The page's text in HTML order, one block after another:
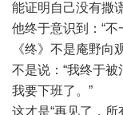
能证明自己没有撒
他终于意识到：“
《终》不是庵野向
不是说：“我终于被
我要下班了。”
这才是“再见了，所